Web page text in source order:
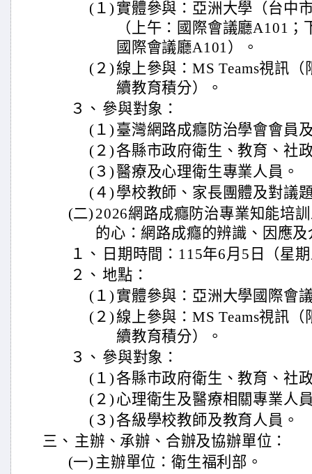
(１) 實體參與：亞洲大學（台中
（上午：國際會議廳A101
國際會議廳A101）。
(２)線上參與：MS Teams視訊
續教育積分）。
３、 參與對象：
(１) 臺灣網路成癮防治學會會員
(２)各縣市政府衛生、教育、社
(３)醫療及心理衛生專業人員。
(４) 學校教師、家長團體及對議
(二) 2026網路成癮防治專業知能培
的心：網路成癮的辨識、因應
１、
日期時間：115年6月5日（星
２、 地點：
(１) 實體參與：亞洲大學國際會
(２)線上參與：MS Teams視訊
續教育積分）。
３、 參與對象：
(１)各縣市政府衛生、教育、社
(２) 心理衛生及醫療相關專業人
(３)各級學校教師及教育人員。
三、 主辦、承辦、合辦及協辦單位：
(一) 主辦單位：衛生福利部。